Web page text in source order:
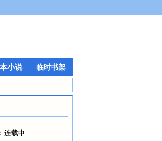
小说 临时书架
连载中